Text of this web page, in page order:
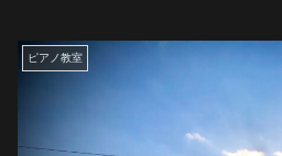
ピアノ教室